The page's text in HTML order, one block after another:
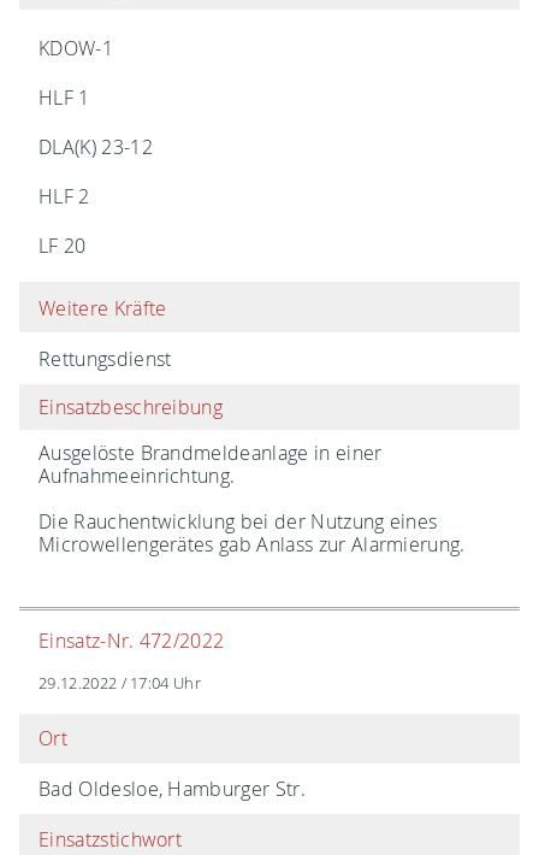
KDOW-1
HLF 1
DLA(K) 23-12
HLF 2
LF 20
Weitere Kräfte
Rettungsdienst
Einsatzbeschreibung
Ausgelöste Brandmeldeanlage in einer
Aufnahmeeinrichtung.
Die Rauchentwicklung bei der Nutzung eines
Microwellengerätes gab Anlass zur Alarmierung.
Einsatz-Nr. 472/2022
29.12.2022 / 17:04 Uhr
Ort
Bad Oldesloe, Hamburger Str.
Einsatzstichwort